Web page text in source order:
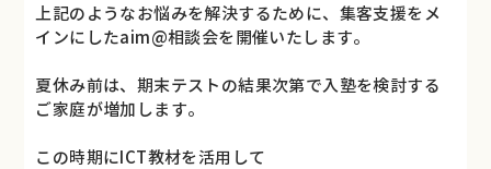
上記のようなお悩みを解決するために、集客支援をメ
インにしたaim@相談会を開催いたします。
夏休み前は、期末テストの結果次第で入塾を検討する
ご家庭が増加します。
この時期にICT教材を活用して